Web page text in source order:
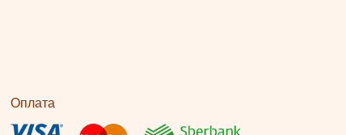
Оплата